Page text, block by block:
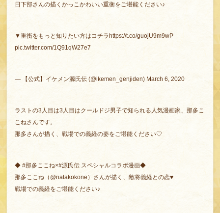
日下部さんの描くかっこかわいい重衡をご堪能ください♪
▼重衡をもっと知りたい方はコチラhttps://t.co/guojU9m9wP
pic.twitter.com/1Q91qW27e7
— 【公式】イケメン源氏伝 (@ikemen_genjiden) March 6, 2020
ラストの3人目は3人目はクールドジ男子で知られる人気漫画家、那多こ
こねさんです。
那多さんが描く、戦場での義経の姿をご堪能ください♡
◆ #那多ここね×#源氏伝 スペシャルコラボ漫画◆
那多ここね（ @natakokone）さんが描く、敵将義経との恋♥
戦場での義経をご堪能ください♪